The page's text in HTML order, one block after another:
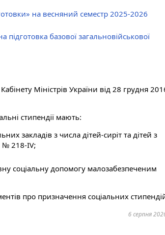
на весняний семестр 2025-2026
базової загальновійськової
Міністрів України від 28 грудня
стипендії мають:
закладів з числа дітей-сиріт та дітей з
№ 218-IV;
соціальну допомогу малозабезпеченим
про призначення соціальних
6 серпня